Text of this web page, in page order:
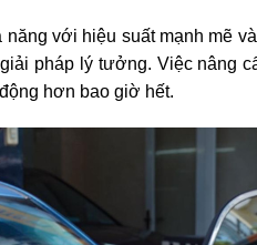
với hiệu suất mạnh mẽ
pháp lý tưởng. Việc nâng
hơn bao giờ hết.